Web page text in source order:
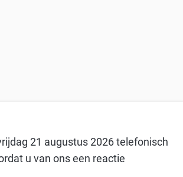
21 augustus 2026 telefonisch
u van ons een reactie